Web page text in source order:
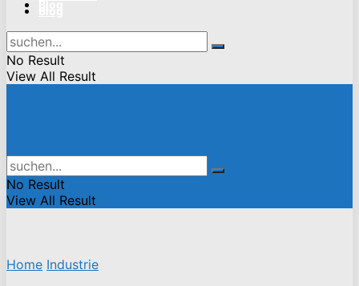
No Result
View All Result
No Result
View All Result
Home Industrie